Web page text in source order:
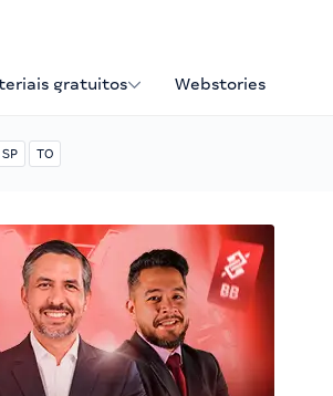
gratuitos Webstories
SP TO